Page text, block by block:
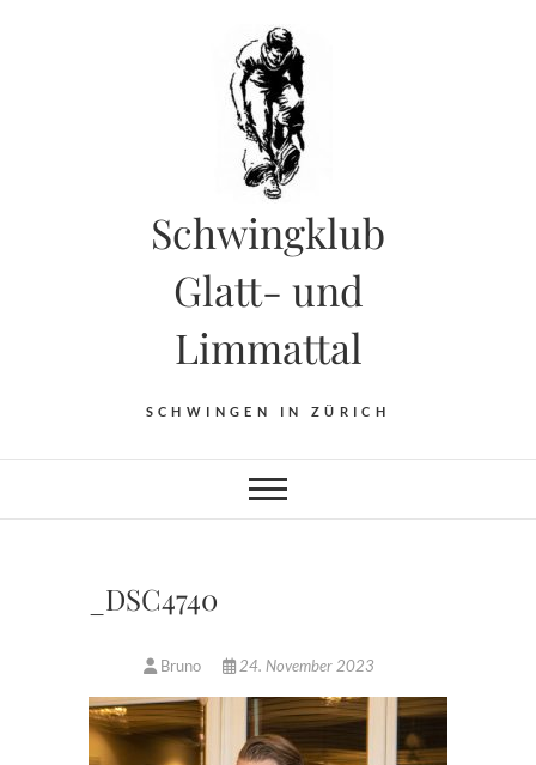
Schwingklub
Glatt- und
Limmattal
SCHWINGEN IN ZÜRICH
_DSC4740
Bruno 24. November 2023